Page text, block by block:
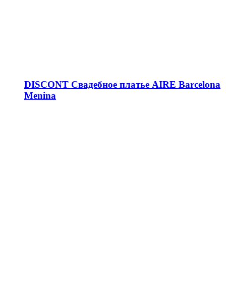
DISCONT Свадебное платье AIRE Barcelona
Menina